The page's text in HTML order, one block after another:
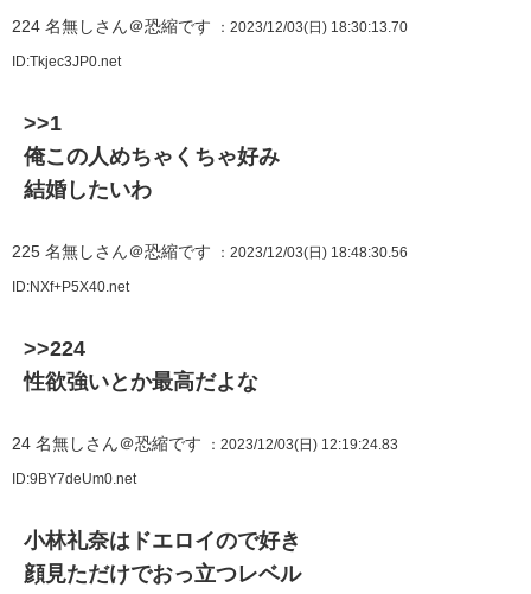
224 名無しさん＠恐縮です ：2023/12/03(日) 18:30:13.70
ID:Tkjec3JP0.net
>>1
俺この人めちゃくちゃ好み
結婚したいわ
225 名無しさん＠恐縮です ：2023/12/03(日) 18:48:30.56
ID:NXf+P5X40.net
>>224
性欲強いとか最高だよな
24 名無しさん＠恐縮です ：2023/12/03(日) 12:19:24.83
ID:9BY7deUm0.net
小林礼奈はドエロイので好き
顔見ただけでおっ立つレベル